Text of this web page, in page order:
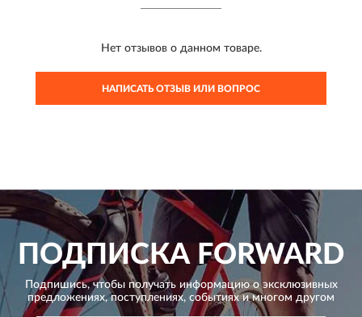
Нет отзывов о данном товаре.
НАПИСАТЬ ОТЗЫВ ИЛИ ВОПРОС
ПОДПИСКА FORWARD
Подпишись, чтобы получать информацию о эксклюзивных
предложениях,поступлениях, событиях и многом другом